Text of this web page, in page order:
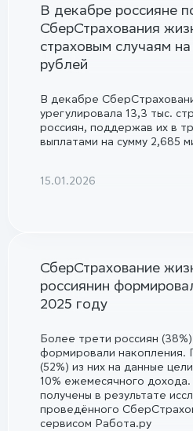
В декабре россияне
СберСтрахования
страховым случаям
рублей
В декабре
урегулировала 13,3 тыс.
россиян, поддержав их в
выплатами на сумму 2,685
15.01.2026
СберСтрахование
россиянин
2025 году
Более трети россиян
формировали накопления.
(52%) из них на данные
10% ежемесячного
получены в результате
проведённого
сервисом Работа.ру